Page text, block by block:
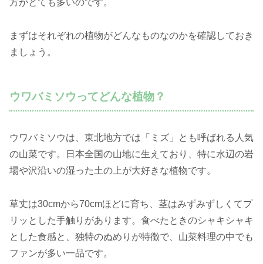
方がとても多いのです。
まずはそれぞれの植物がどんなものなのかを確認しておき
ましょう。
ウワバミソウってどんな植物？
ウワバミソウは、東北地方では「ミズ」とも呼ばれる人気
の山菜です。日本全国の山地に生えており、特に水辺の岩
場や沢沿いの湿った土の上が大好きな植物です。
草丈は30cmから70cmほどに育ち、茎はみずみずしくてプ
リッとした手触りがあります。食べたときのシャキシャキ
とした食感と、独特のぬめりが特徴で、山菜料理の中でも
ファンが多い一品です。